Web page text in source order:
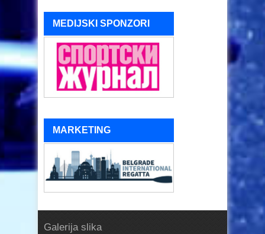
MEDIJSKI SPONZORI
MARKETING
Galerija slika